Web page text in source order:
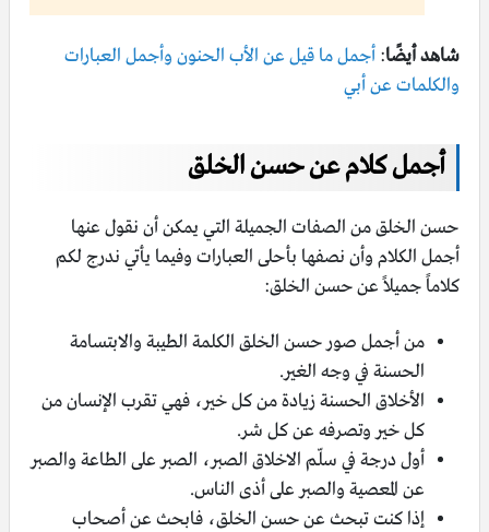
شاهد أيضًا: أجمل ما قيل عن الأب الحنون وأجمل العبارات
والكلمات عن أبي
أجمل كلام عن حسن الخلق
حسن الخلق من الصفات الجميلة التي يمكن أن نقول عنها
أجمل الكلام وأن نصفها بأحلى العبارات وفيما يأتي ندرج لكم
كلاماً جميلاً عن حسن الخلق:
من أجمل صور حسن الخلق الكلمة الطيبة والابتسامة
الحسنة في وجه الغير.
الأخلاق الحسنة زيادة من كل خير، فهي تقرب الإنسان من
كل خير وتصرفه عن كل شر.
أول درجة في سلّم الاخلاق الصبر، الصبر على الطاعة والصبر
عن المعصية والصبر على أذى الناس.
إذا كنت تبحث عن حسن الخلق، فابحث عن أصحاب